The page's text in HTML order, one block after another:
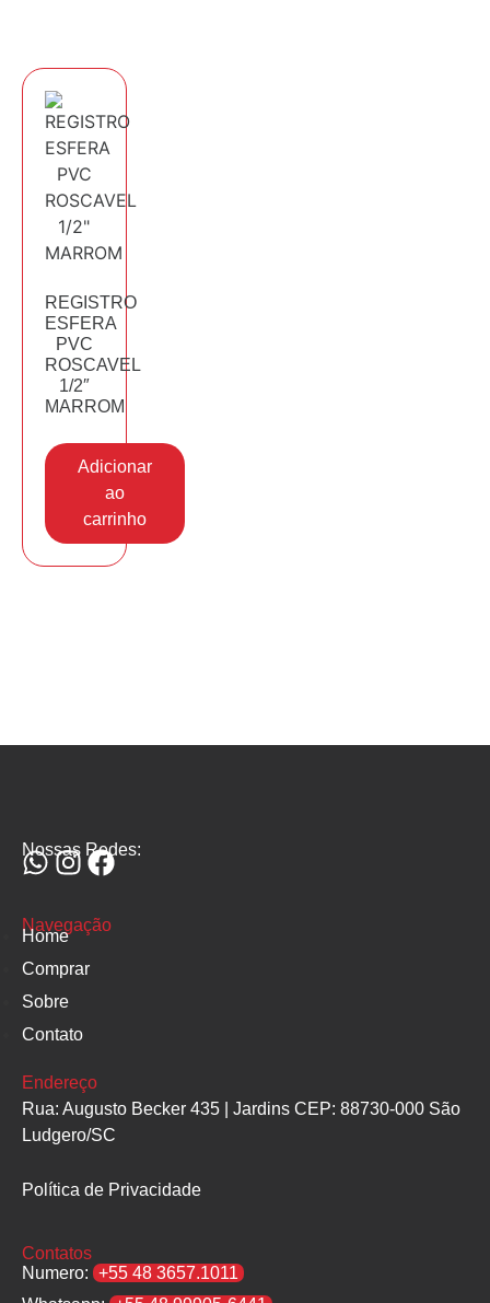
REGISTRO
ESFERA
PVC
ROSCAVEL
1/2″
MARROM
Adicionar
ao
carrinho
Nossas Redes:
Navegação
Home
Comprar
Sobre
Contato
Endereço
Rua: Augusto Becker 435 | Jardins CEP: 88730-000 São
Ludgero/SC
Política de Privacidade
Contatos
Numero: +55 48 3657.1011